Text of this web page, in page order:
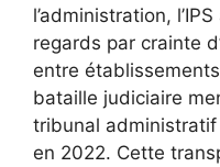
l’administration,
regards par crainte
entre
bataille judiciaire
tribunal
en 2022. Cette